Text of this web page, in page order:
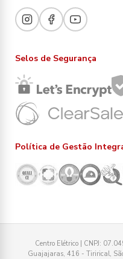
Selos de Segurança
Política de Gestão
Centro Elétrico | CNPJ:
Guajajaras, 416 - Tirirical,